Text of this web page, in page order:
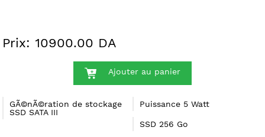
Prix: 10900.00 DA
Ajouter au panier
GÃ©nÃ©ration de stockage
SSD SATA III
Puissance 5 Watt
SSD 256 Go